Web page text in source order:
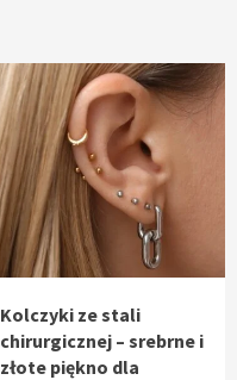
Kolczyki ze stali
chirurgicznej – srebrne i
złote piękno dla